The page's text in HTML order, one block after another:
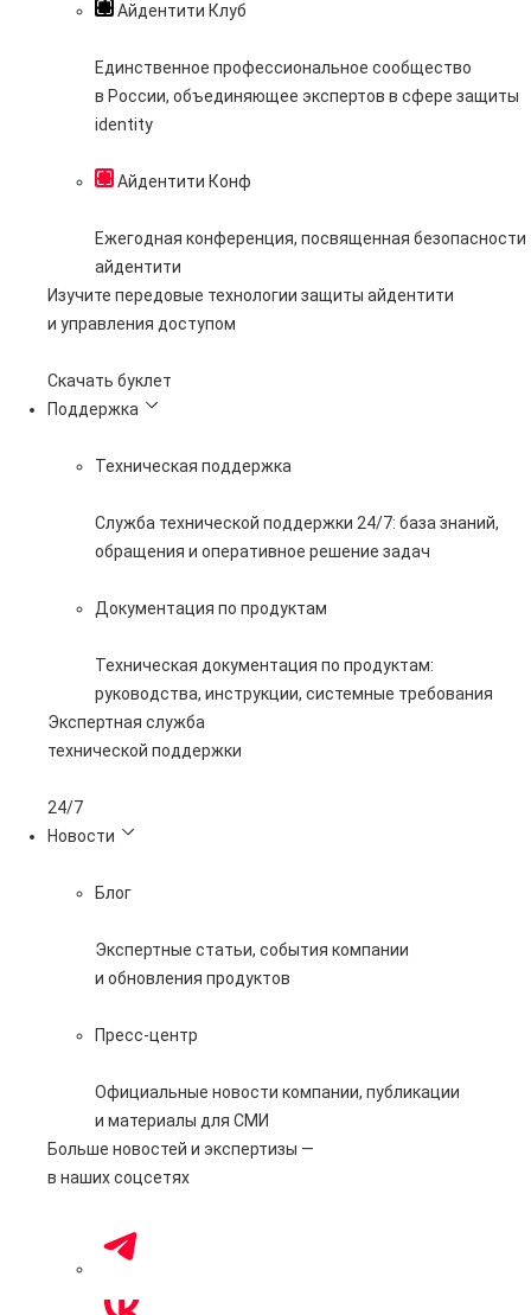
Айдентити Клуб
Единственное профессиональное сообщество
в России, объединяющее экспертов в сфере защиты
identity
Айдентити Конф
Ежегодная конференция, посвященная безопасности
айдентити
Изучите передовые технологии защиты айдентити
и управления доступом
Скачать буклет
Поддержка
Техническая поддержка
Служба технической поддержки 24/7: база знаний,
обращения и оперативное решение задач
Документация по продуктам
Техническая документация по продуктам:
руководства, инструкции, системные требования
Экспертная служба
технической поддержки
24/7
Новости
Блог
Экспертные статьи, события компании
и обновления продуктов
Пресс-центр
Официальные новости компании, публикации
и материалы для СМИ
Больше новостей и экспертизы —
в наших соцсетях